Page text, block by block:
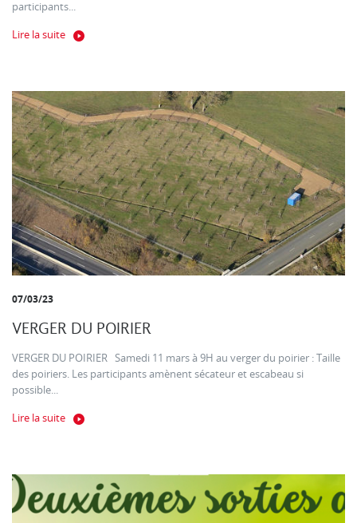
participants...
Lire la suite
07/03/23
VERGER DU POIRIER
VERGER DU POIRIER Samedi 11 mars à 9H au verger du poirier : Taille
des poiriers. Les participants amènent sécateur et escabeau si
possible...
Lire la suite